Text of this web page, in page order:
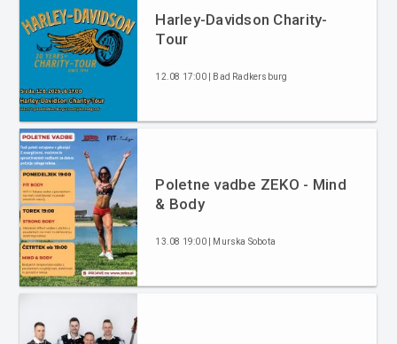
Harley-Davidson Charity-
Tour
12.08 17:00 | Bad Radkersburg
Poletne vadbe ZEKO - Mind
& Body
13.08 19:00 | Murska Sobota